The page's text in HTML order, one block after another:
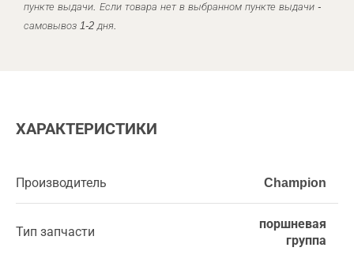
пункте выдачи. Если товара нет в выбранном пункте выдачи -
самовывоз 1-2 дня.
ХАРАКТЕРИСТИКИ
Производитель Champion
Тип запчасти
поршневая
группа